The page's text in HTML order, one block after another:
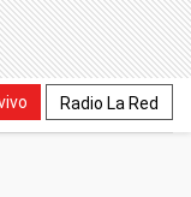
Radio La Red